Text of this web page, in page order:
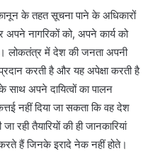
के तहत सूचना पाने के अधिकारों
अपने नागरिकों को, अपने कार्य को
लोकतंत्र में देश की जनता अपनी
करती है और यह अपेक्षा करती है
साथ अपने दायित्वों का पालन
नहीं दिया जा सकता कि वह देश
तैयारियों की ही जानकारियां
हैं जिनके इरादे नेक नहीं होते।